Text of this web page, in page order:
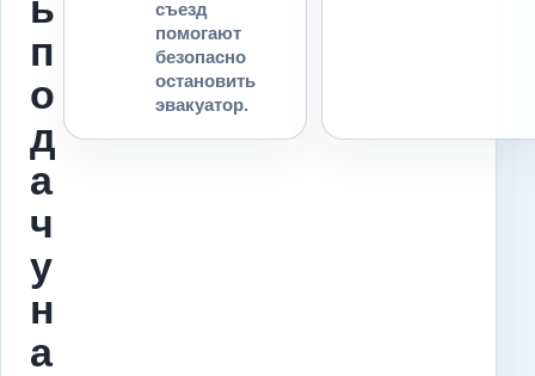
п
о
д
а
ч
у
н
а
съезд
помогают
безопасно
остановить
эвакуатор.